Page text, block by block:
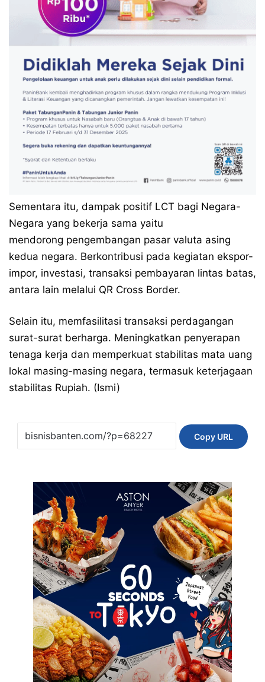
Sementara itu, dampak positif LCT bagi Negara-
Negara yang bekerja sama yaitu
mendorong pengembangan pasar valuta asing
kedua negara. Berkontribusi pada kegiatan ekspor-
impor, investasi, transaksi pembayaran lintas batas,
antara lain melalui QR Cross Border.
Selain itu, memfasilitasi transaksi perdagangan
surat-surat berharga. Meningkatkan penyerapan
tenaga kerja dan memperkuat stabilitas mata uang
lokal masing-masing negara, termasuk keterjagaan
stabilitas Rupiah. (Ismi)
Copy URL